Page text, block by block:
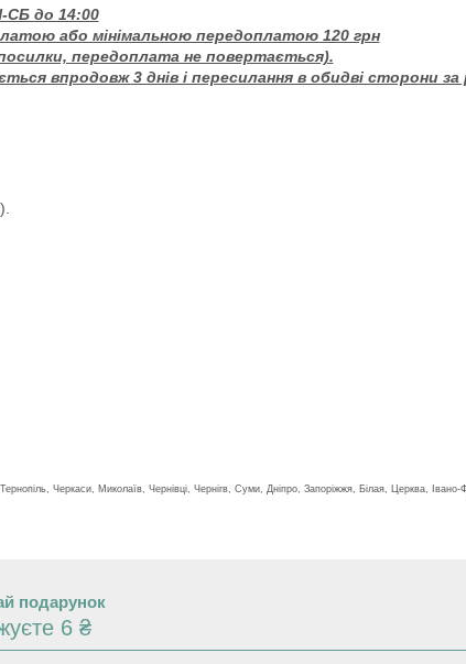
СБ до 14:00
або мінімальною передоплатою 120 грн
передоплата не повертається).
впродовж 3 днів і пересилання в обидві сторони за
Черкаси, Миколаїв, Чернівці, Чернігв, Суми, Дніпро, Запоріжжя, Білая, Церква, Івано-
подарунок
6 ₴